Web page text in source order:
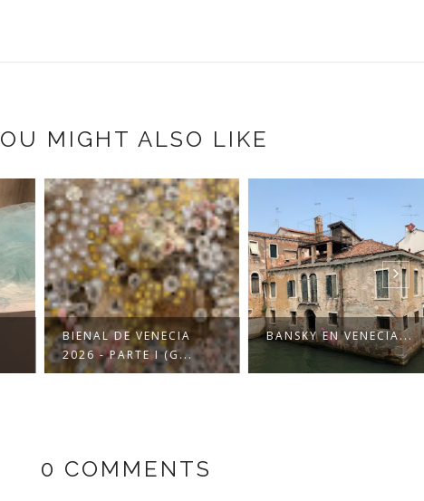
MIGHT ALSO LIKE
BIENAL DE VENECIA
2026 - PARTE I (G...
BANSKY EN VENECIA...
0 COMMENTS